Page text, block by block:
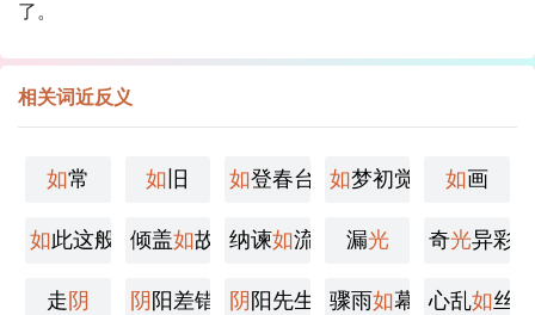
了。
相关词近反义
如常 如 旧 如登春台 如梦初觉 如画
如此这般 倾盖如故 纳谏如流 漏光 奇光异彩
走 阴 阴 阳差错 阴 阳先生 骤雨如幕 心乱如丝